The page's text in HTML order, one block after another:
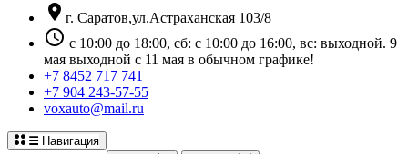
location_on г. Саратов,ул.Астраханская 103/8
schedule с 10:00 до 18:00, сб: с 10:00 до 16:00, вс: выходной. 9
мая выходной с 11 мая в обычном графике!
+7 8452 717 741
+7 904 243-57-55
voxauto@mail.ru
Навигация